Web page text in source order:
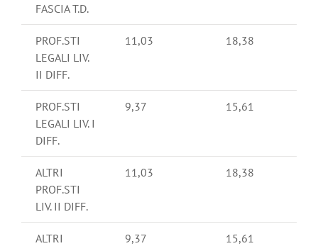
FASCIA T.D.
PROF.STI
LEGALI LIV.
II DIFF.
11,03 18,38
PROF.STI
LEGALI LIV. I
DIFF.
9,37 15,61
ALTRI
PROF.STI
LIV. II DIFF.
11,03 18,38
ALTRI
9,37 15,61